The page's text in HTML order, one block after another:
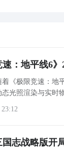
行里面推荐
女手办哦。
boss 的弱点
能升级升星，
里，那种看着
置，玩到最后
也不用心疼
获取，主要有
UP 池里的最
有手办拍品，
速：地平线6
着《极限竞速：地
态光照渲染与实时
国志战略版开